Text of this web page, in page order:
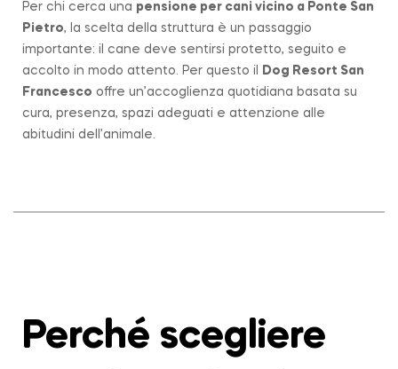
Per chi cerca una pensione per cani vicino a Ponte San
Pietro, la scelta della struttura è un passaggio
importante: il cane deve sentirsi protetto, seguito e
accolto in modo attento. Per questo il
Dog Resort San
Francesco offre un’accoglienza quotidiana basata su
cura, presenza, spazi adeguati e attenzione alle
abitudini dell’animale.
Perché scegliere